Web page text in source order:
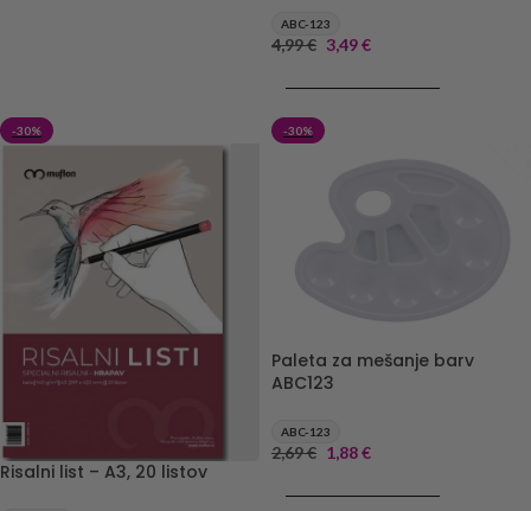
ABC-123
4,99€ 3,49€
-30%
Risalni list – A3, 20 listov
-30%
Paleta za mešanje barv
ABC123
ABC-123
2,69€ 1,88€